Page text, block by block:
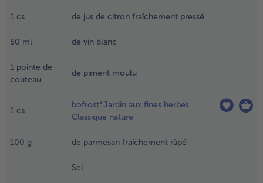
1 cs de jus de citron fraîchement pressé
50 ml de vin blanc
1 pointe de
couteau
de piment moulu
1 cs
bofrost*Jardin aux fines herbes
Classique nature
100 g de parmesan fraîchement râpé
Sel
et
d'olive
poêle.